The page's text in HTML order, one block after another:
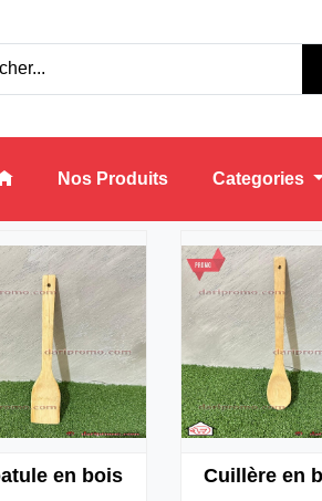
Nos Produits Categories
en bois Cuillère en